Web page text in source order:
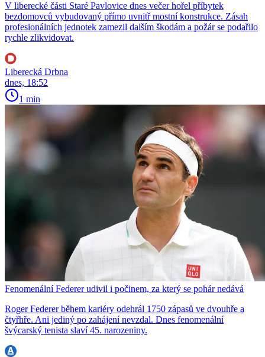
V liberecké části Staré Pavlovice dnes večer hořel příbytek
bezdomovců vybudovaný přímo uvnitř mostní konstrukce. Zásah
profesionálních jednotek zamezil dalším škodám a požár se podařilo
rychle zlikvidovat.
Liberecká Drbna
dnes, 18:52
1 min
Fenomenální Federer udivil i počinem, za který se pohár nedává
Roger Federer během kariéry odehrál 1750 zápasů ve dvouhře a
čtyřhře. Ani jediný po zahájení nevzdal. Dnes fenomenální
švýcarský tenista slaví 45. narozeniny.